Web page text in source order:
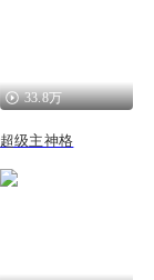
33.8万
超级主神格